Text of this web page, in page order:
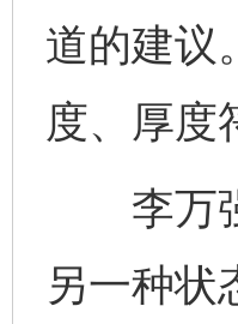
道的建议
度、厚
李万强
另一种状